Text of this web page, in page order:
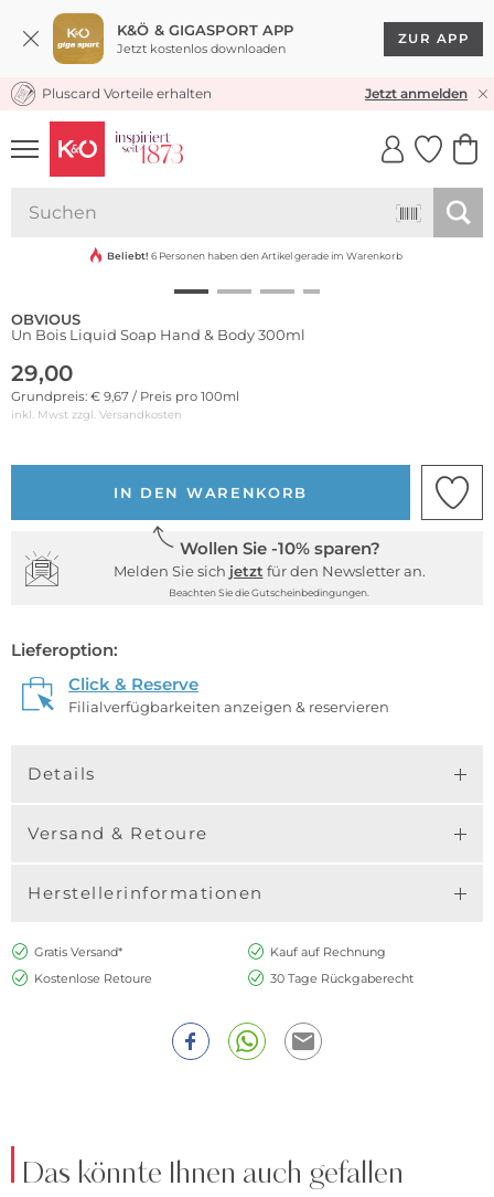
K&Ö & GIGASPORT APP
Jetzt kostenlos downloaden
ZUR APP
KOSTENLOSER VERSAND* & RÜCKVERSAND
Pluscard Vorteile erhalten Jetzt anmelden
UNSERE APP
CLICK &
Beliebt! 6 Personen haben den Artikel gerade im Warenkorb
OBVIOUS
Un Bois Liquid Soap Hand & Body 300ml
29,00
Grundpreis: € 9,67 / Preis pro 100ml
inkl. Mwst zzgl. Versandkosten
IN DEN WARENKORB
Wollen Sie -10% sparen?
Melden Sie sich jetzt für den Newsletter an.
Beachten Sie die Gutscheinbedingungen.
Lieferoption:
Click & Reserve
Filialverfügbarkeiten anzeigen & reservieren
Details
Versand & Retoure
Herstellerinformationen
Gratis Versand*
Kauf auf Rechnung
Kostenlose Retoure
30 Tage Rückgaberecht
Das könnte Ihnen auch gefallen